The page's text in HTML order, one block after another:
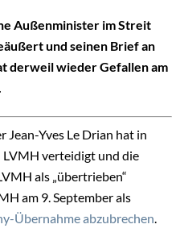
Außenminister im Streit
und seinen Brief an
derweil wieder Gefallen am
Yves Le Drian hat in
LVMH verteidigt und die
als „übertrieben“
am 9. September als
Übernahme abzubrechen